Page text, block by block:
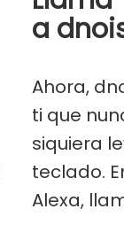
a
Ahora,
ti que
siquiera
teclado.
Alexa,